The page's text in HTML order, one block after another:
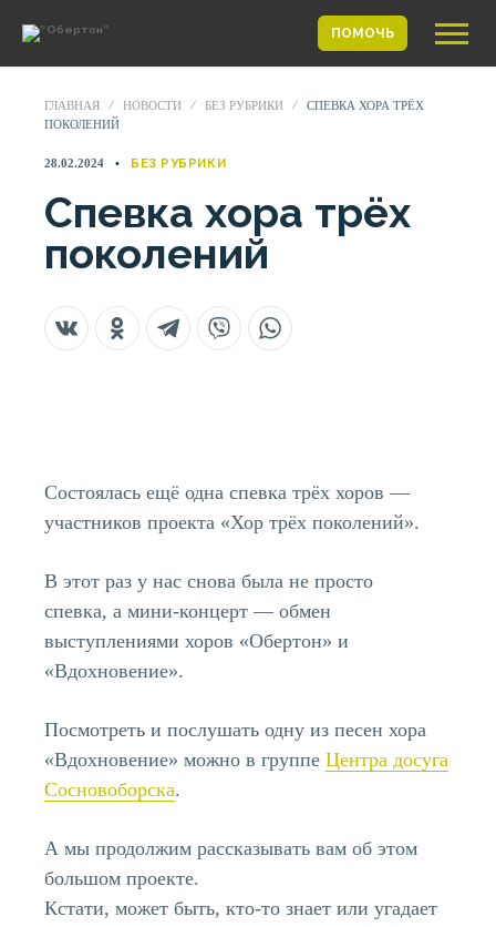
ПОМОЧЬ
ГЛАВНАЯ НОВОСТИ БЕЗ РУБРИКИ
СПЕВКА ХОРА ТРЁХ
ПОКОЛЕНИЙ
28.02.2024 БЕЗ РУБРИКИ
Спевка хора трёх
поколений
Состоялась ещё одна спевка трёх хоров —
участников проекта «Хор трёх поколений».
В этот раз у нас снова была не просто
спевка, а мини-концерт — обмен
выступлениями хоров «Обертон» и
«Вдохновение».
Посмотреть и послушать одну из песен хора
«Вдохновение» можно в группе Центра досуга
Сосновоборска.
А мы продолжим рассказывать вам об этом
большом проекте.
Кстати, может быть, кто-то знает или угадает